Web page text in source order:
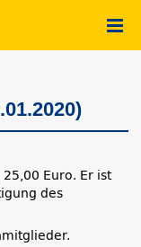
Euro. Er ist
des